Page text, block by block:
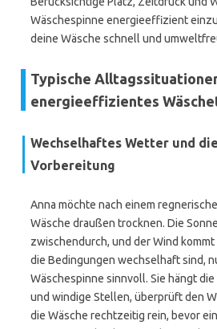
Wäschespinne energieeffizient
deine Wäsche schnell und
Typische
energieeffizientes
Wechselhaftes Wetter und
Vorbereitung
Anna möchte nach einem
Wäsche draußen trocknen. Die
zwischendurch, und der Wind
die Bedingungen wechselhaft sind,
Wäschespinne sinnvoll. Sie hängt
und windige Stellen, überprüft den
die Wäsche rechtzeitig rein, bevor